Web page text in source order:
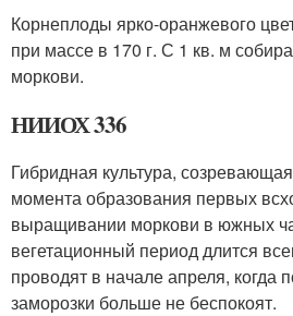
Корнеплоды ярко-оранжевого
при массе в 170 г. С 1 кв. м
моркови.
НИИОХ 336
Гибридная культура,
момента образования первых
выращивании моркови в южных
вегетационный период длится
проводят в начале апреля, когда
заморозки больше не беспокоят.